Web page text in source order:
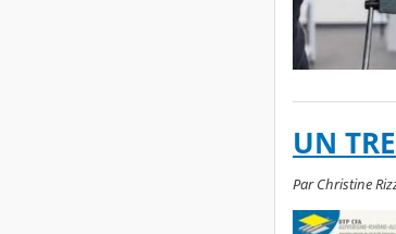
UN
Par Christine